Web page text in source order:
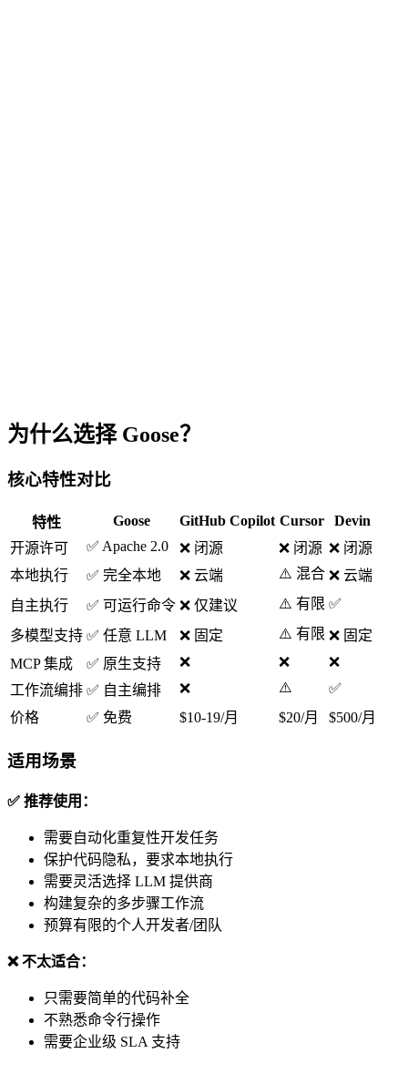
为什么选择 Goose？
核心特性对比
特性 Goose GitHub Copilot Cursor
Devin
开源许可
✅ Apache 2.0 ❌ 闭源 ❌ 闭源 ❌ 闭源
本地执行
✅ 完全本地 ❌ 云端 ⚠️ 混合 ❌ 云端
自主执行
✅ 可运行命令 ❌ 仅建议 ⚠️ 有限 ✅
多模型支持 ✅ 任意 LLM ❌ 固定 ⚠️ 有限 ❌ 固定
MCP 集成
✅ 原生支持 ❌ ❌
❌
工作流编排 ✅ 自主编排 ❌ ⚠️
✅
价格
✅ 免费 $10-19/月 $20/月 $500/月
适用场景
✅ 推荐使用：
需要自动化重复性开发任务
保护代码隐私，要求本地执行
需要灵活选择 LLM 提供商
构建复杂的多步骤工作流
预算有限的个人开发者/团队
❌ 不太适合：
只需要简单的代码补全
不熟悉命令行操作
需要企业级 SLA 支持